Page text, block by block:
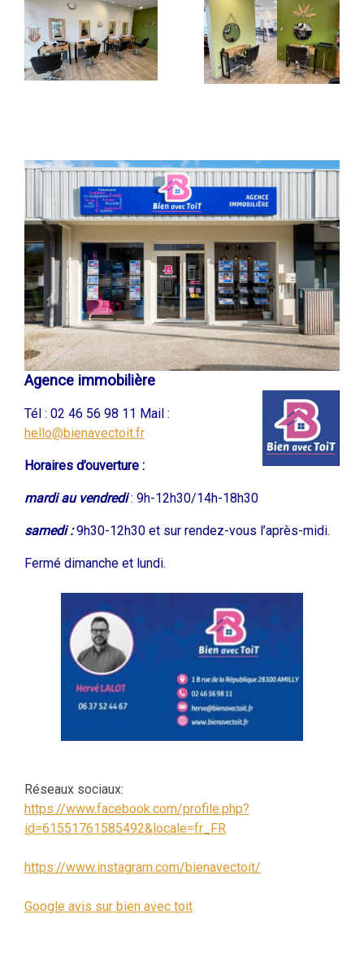
Agence immobilière
Tél : 02 46 56 98 11 Mail :
hello@bienavectoit.fr
Horaires d’ouverture :
mardi au vendredi: 9h-12h30/14h-18h30
samedi :9h30-12h30 et sur rendez-vous l’après-midi.
Fermé dimanche et lundi.
Réseaux sociaux:
https://www.facebook.com/profile.php?
id=61551761585492&locale=fr_FR
https://www.instagram.com/bienavectoit/
Google avis sur bien avec toit